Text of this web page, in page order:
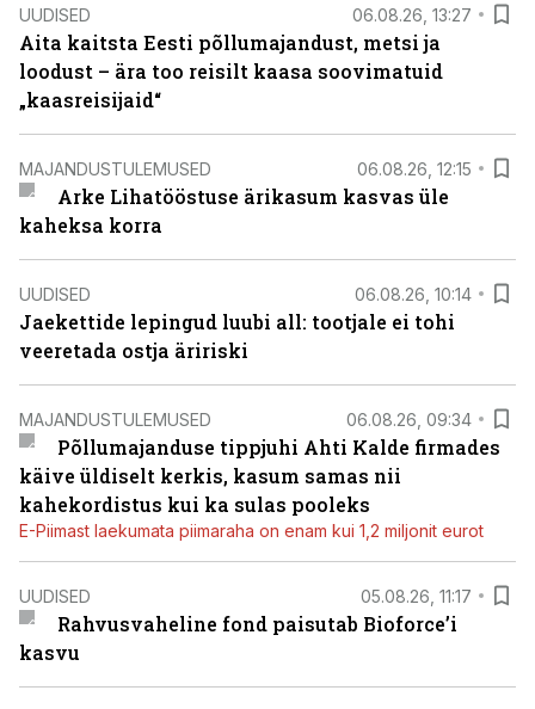
UUDISED 06.08.26, 13:27
Aita kaitsta Eesti põllumajandust, metsi ja
loodust – ära too reisilt kaasa soovimatuid
„kaasreisijaid“
MAJANDUSTULEMUSED 06.08.26, 12:15
Arke Lihatööstuse ärikasum kasvas üle
kaheksa korra
UUDISED 06.08.26, 10:14
Jaekettide lepingud luubi all: tootjale ei tohi
veeretada ostja äririski
MAJANDUSTULEMUSED 06.08.26, 09:34
Põllumajanduse tippjuhi Ahti Kalde firmades
käive üldiselt kerkis, kasum samas nii
kahekordistus kui ka sulas pooleks
E-Piimast laekumata piimaraha on enam kui 1,2 miljonit eurot
UUDISED 05.08.26, 11:17
Rahvusvaheline fond paisutab Bioforce’i
kasvu